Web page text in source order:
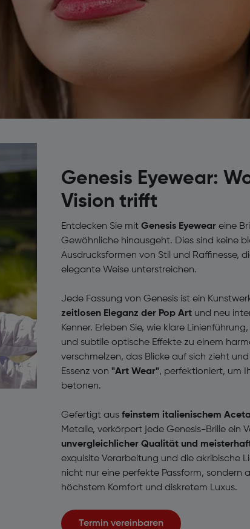
Genesis Eyewear:
Vision trifft
Entdecken Sie mit Genesis Eyewear eine
Gewöhnliche hinausgeht. Dies sind keine
Ausdrucksformen von Stil und Raffinesse,
elegante Weise unterstreichen.
Jede Fassung von Genesis ist ein
zeitlosen Eleganz der Pop Art und neu
Kenner. Erleben Sie, wie klare
und subtile optische Effekte zu einem
verschmelzen, das Blicke auf sich zieht
Essenz von "Art Wear", perfektioniert, um
betonen.
Gefertigt aus feinstem italienischem
Metalle, verkörpert jede Genesis-Brille ein
unvergleichlicher Qualität und
exquisite Verarbeitung und die akribische
nicht nur eine perfekte Passform, sondern
höchstem Komfort und diskretem Luxus.
Termin vereinbaren